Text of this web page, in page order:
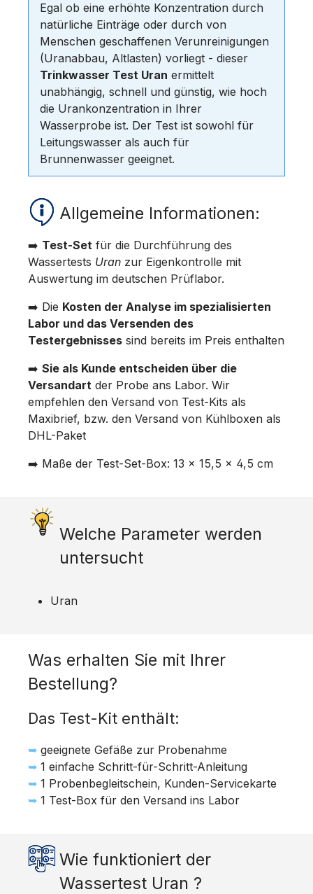
Egal ob eine erhöhte Konzentration durch
natürliche Einträge oder durch von
Menschen geschaffenen Verunreinigungen
(Uranabbau, Altlasten) vorliegt - dieser
Trinkwasser Test Uran ermittelt
unabhängig, schnell und günstig, wie hoch
die Urankonzentration in Ihrer
Wasserprobe ist. Der Test ist sowohl für
Leitungswasser als auch für
Brunnenwasser geeignet.
Allgemeine Informationen:
➡️ Test-Set für die Durchführung des
Wassertests Uran zur Eigenkontrolle mit
Auswertung im deutschen Prüflabor.
➡️ Die Kosten der Analyse im spezialisierten
Labor und das Versenden des
Testergebnisses sind bereits im Preis enthalten
➡️ Sie als Kunde entscheiden über die
Versandart der Probe ans Labor. Wir
empfehlen den Versand von Test-Kits als
Maxibrief, bzw. den Versand von Kühlboxen als
DHL-Paket
➡️ Maße der Test-Set-Box: 13 x 15,5 x 4,5 cm
Welche Parameter werden
untersucht
Uran
Was erhalten Sie mit Ihrer
Bestellung?
Das Test-Kit enthält:
➥ geeignete Gefäße zur Probenahme
➥ 1 einfache Schritt-für-Schritt-Anleitung
➥ 1 Probenbegleitschein, Kunden-Servicekarte
➥ 1 Test-Box für den Versand ins Labor
Wie funktioniert der
Wassertest Uran ?